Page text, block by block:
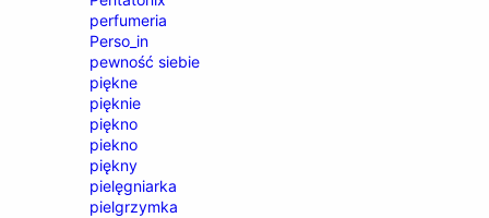
perfumeria
Perso_in
pewność siebie
piękne
pięknie
piękno
piekno
piękny
pielęgniarka
pielgrzymka